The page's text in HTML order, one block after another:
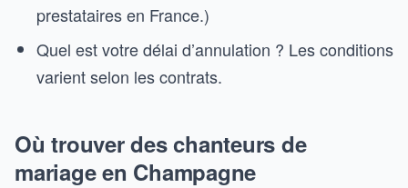
prestataires en France.)
Quel est votre délai d’annulation ? Les conditions
varient selon les contrats.
Où trouver des chanteurs de
mariage en Champagne